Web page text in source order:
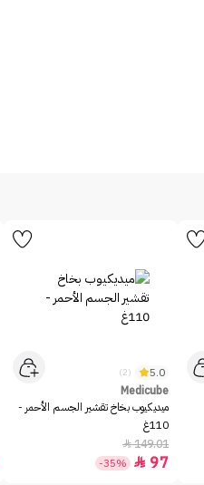
5.0
(2)
Medicube
ميديكيوب بخاخ تقشير الجسم الأحمر -
110غ
149.01

97

-35%